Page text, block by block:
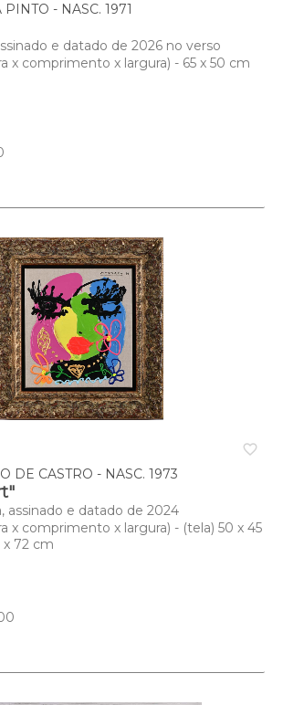
- NASC. 1971
e datado de 2026 no verso
x comprimento x largura) - 65 x 50 cm
favorite_border
DE CASTRO - NASC. 1973
assinado e datado de 2024
x comprimento x largura) - (tela) 50 x 45
x 72 cm